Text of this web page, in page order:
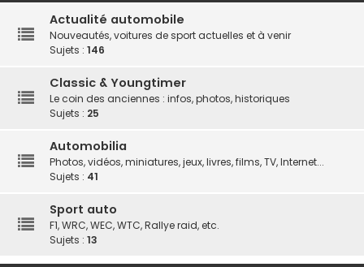
Actualité automobile
Nouveautés, voitures de sport actuelles et à venir
Sujets : 146
Classic & Youngtimer
Le coin des anciennes : infos, photos, historiques
Sujets : 25
Automobilia
Photos, vidéos, miniatures, jeux, livres, films, TV, Internet...
Sujets : 41
Sport auto
F1, WRC, WEC, WTC, Rallye raid, etc.
Sujets : 13